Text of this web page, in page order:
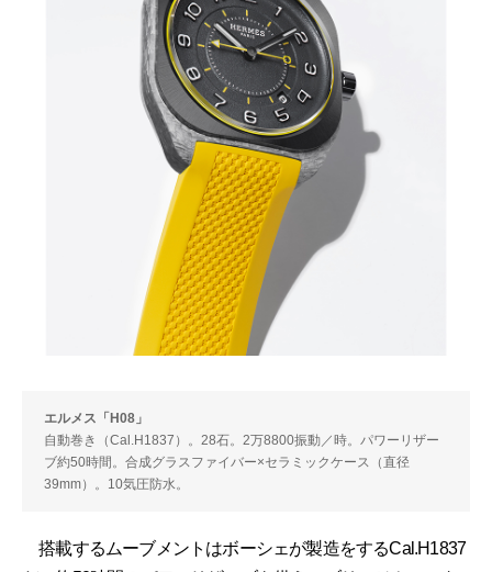
エルメス「H08」
自動巻き（Cal.H1837）。28石。2万8800振動／時。パワーリザー
ブ約50時間。合成グラスファイバー×セラミックケース（直径
39mm）。10気圧防水。
搭載するムーブメントはボーシェが製造をするCal.H1837